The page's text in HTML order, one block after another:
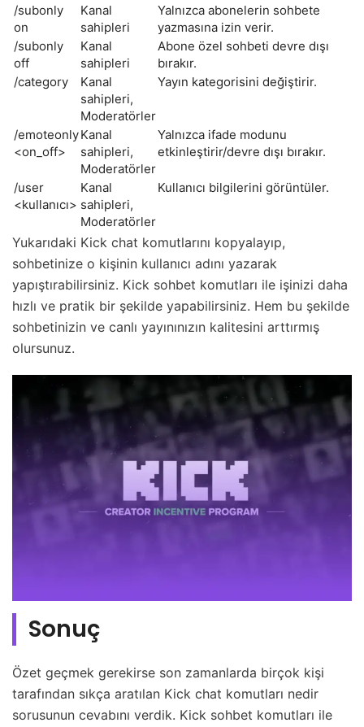
/subonly
on
Kanal
sahipleri
Yalnızca abonelerin sohbete
yazmasına izin verir.
/subonly
off
Kanal
sahipleri
Abone özel sohbeti devre dışı
bırakır.
/category
Kanal
sahipleri,
Moderatörler
Yayın kategorisini değiştirir.
/emoteonly
<on_off>
Kanal
sahipleri,
Moderatörler
Yalnızca ifade modunu
etkinleştirir/devre dışı bırakır.
/user
<kullanıcı>
Kanal
sahipleri,
Moderatörler
Kullanıcı bilgilerini görüntüler.
Yukarıdaki Kick chat komutlarını kopyalayıp,
sohbetinize o kişinin kullanıcı adını yazarak
yapıştırabilirsiniz. Kick sohbet komutları ile işinizi daha
hızlı ve pratik bir şekilde yapabilirsiniz. Hem bu şekilde
sohbetinizin ve canlı yayınınızın kalitesini arttırmış
olursunuz.
Sonuç
Özet geçmek gerekirse son zamanlarda birçok kişi
tarafından sıkça aratılan Kick chat komutları nedir
sorusunun cevabını verdik. Kick sohbet komutları ile